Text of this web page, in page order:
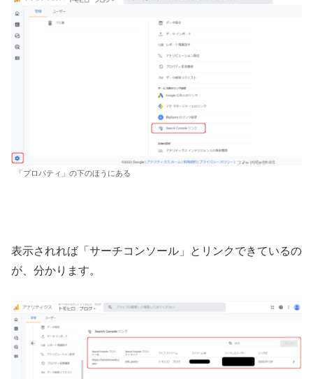
「プロパティ」の下のほうにある
表示されれば「サーチコンソール」とリンクできているの
が、分かります。